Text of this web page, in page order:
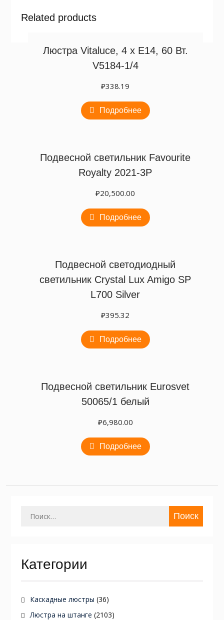
Related products
Люстра Vitaluce, 4 х Е14, 60 Вт.
V5184-1/4
₽338.19
Подробнее
Подвесной светильник Favourite
Royalty 2021-3P
₽20,500.00
Подробнее
Подвесной светодиодный
светильник Crystal Lux Amigo SP
L700 Silver
₽395.32
Подробнее
Подвесной светильник Eurosvet
50065/1 белый
₽6,980.00
Подробнее
Категории
Каскадные люстры (36)
Люстра на штанге (2103)